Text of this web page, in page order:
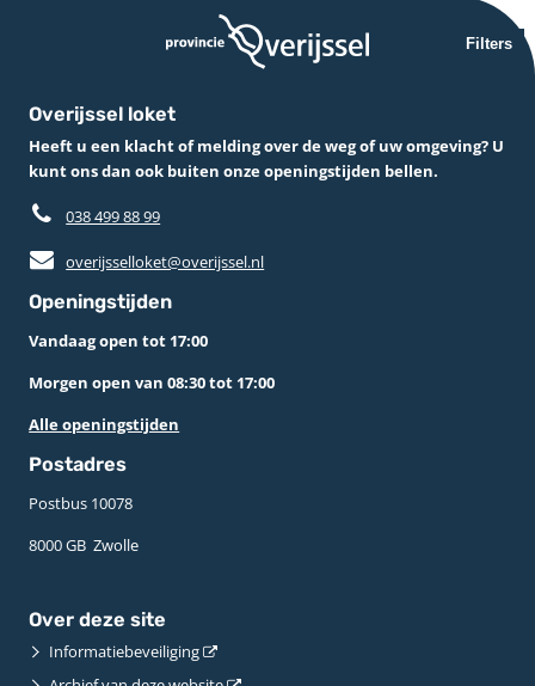
Filters
Overijssel loket
Heeft u een klacht of melding over de weg of uw omgeving? U
kunt ons dan ook buiten onze openingstijden bellen.
038 499 88 99
overijsselloket@overijssel.nl
Openingstijden
Vandaag open tot 17:00
Morgen open van 08:30 tot 17:00
Alle openingstijden
Postadres
Postbus 10078 ­
8000 GB ­ Zwolle
Over deze site
Informatiebeveiliging